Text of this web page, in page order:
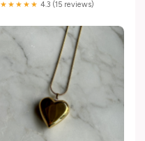
★★★★★ 4.3 (15 reviews)